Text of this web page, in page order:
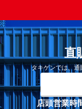
直
タキゲンでは、
店頭営業時